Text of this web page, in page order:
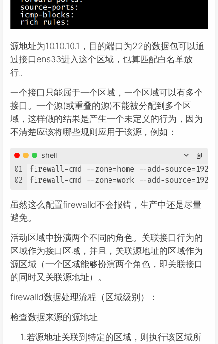
源地址为10.10.10.1，目的端口为22的数据包可以通
过接口ens33进入这个区域，也算匹配白名单放
行。
一个接口只能属于一个区域，一个区域可以有多个
接口。一个源(或重叠的源)不能被分配到多个区
域，这样做的结果是产生一个未定义的行为，因为
不清楚应该将哪些规则应用于该源，例如：
shell
01
02
firewall-cmd --zone=home --add-
firewall-cmd --zone=work --add-
虽然这么配置firewalld不会报错，生产中还是尽量
避免。
活动区域中扮演两个不同的角色。关联接口行为的
区域作为接口区域，并且，关联源地址的区域作为
源区域（一个区域能够扮演两个角色，即关联接口
的同时又关联源地址）。
firewalld数据处理流程（区域级别）：
检查数据来源的源地址
1.若源地址关联到特定的区域，则执行该区域所